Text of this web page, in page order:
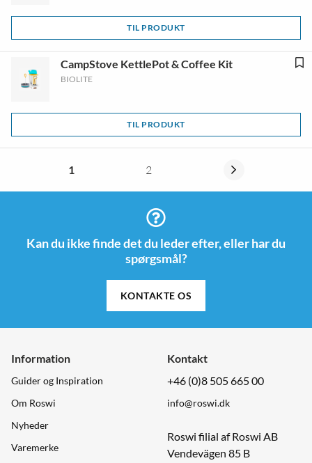
TIL PRODUKT
CampStove KettlePot & Coffee Kit
BIOLITE
TIL PRODUKT
1 2
Kan du ikke finde det du leder efter, eller har du
spørgsmål?
KONTAKTE OS
Information
Guider og Inspiration
Om Roswi
Nyheder
Varemerke
Kontakt
+46 (0)8 505 665 00
info@roswi.dk
Roswi filial af Roswi AB
Vendevägen 85 B